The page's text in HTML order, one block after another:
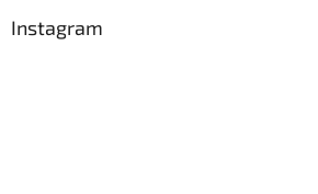
Instagram